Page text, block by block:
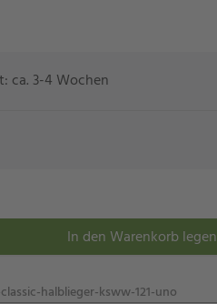
ca. 3-4 Wochen
In den Warenkorb legen
halblieger-ksww-121-uno